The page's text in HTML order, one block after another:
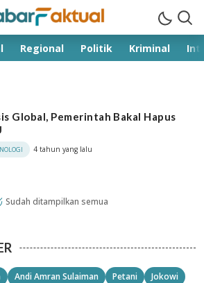
Regional Politik Kriminal
Global, Pemerintah Bakal Hapus
4 tahun yang lalu
Sudah ditampilkan semua
Andi Amran Sulaiman Petani
Jokowi